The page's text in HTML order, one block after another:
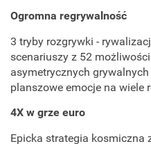
Ogromna regrywalność
3 tryby rozgrywki -
scenariuszy z 52
asymetrycznych
planszowe emocje na wiele
4X w grze euro
Epicka strategia kosmiczna